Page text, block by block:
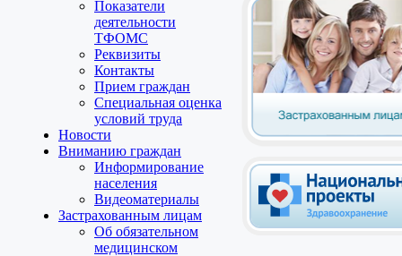
Показатели
деятельности
ТФОМС
Реквизиты
Контакты
Прием граждан
Специальная оценка
условий труда
Новости
Вниманию граждан
Информирование
населения
Видеоматериалы
Застрахованным лицам
Об обязательном
медицинском